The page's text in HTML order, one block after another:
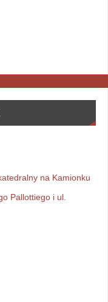
na Kamionku
Pallottiego i ul.